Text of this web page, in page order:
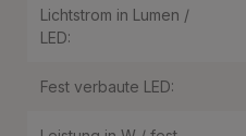
Lichtstrom in Lumen /
LED:
Fest verbaute LED: